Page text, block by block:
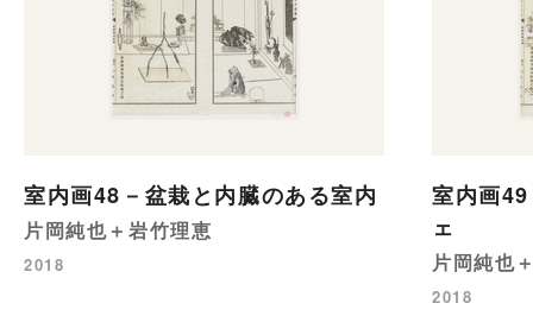
室内画48－盆栽と内臓のある室内
片岡純也＋岩竹理恵
2018
室内画
ェ
片岡純也
2018